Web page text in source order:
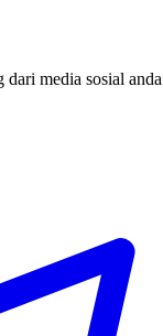
media sosial anda